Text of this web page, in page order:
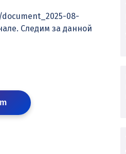
08-
Следим за данной